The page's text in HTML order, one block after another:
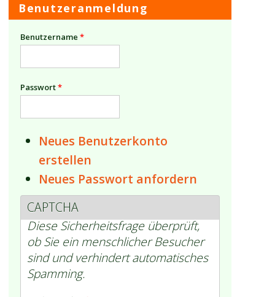
Benutzeranmeldung
Benutzername *
Passwort*
Neues Benutzerkonto
erstellen
Neues Passwort anfordern
CAPTCHA
Diese Sicherheitsfrage überprüft,
ob Sie ein menschlicher Besucher
sind und verhindert automatisches
Spamming.